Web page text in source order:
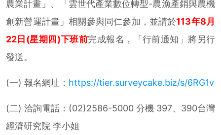
農業計畫」、「雲世代產業數位轉型-農漁產銷與農機
創新營運計畫」相關參與同仁參加，並請於113年8月
22日(星期四)下班前完成報名，「行前通知」將另行
發送。
(一) 報名網址： https://tier.surveycake.biz/s/6RG1v
(二) 洽詢電話：(02)2586-5000 分機 397、390台灣
經濟研究院 李小姐